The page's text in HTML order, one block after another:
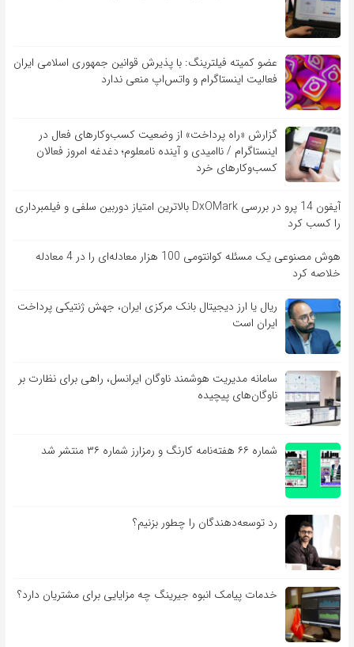
عضو کمیته فیلترینگ: با پذیرش قوانین جمهوری اسلامی ایران
فعالیت اینستاگرام و واتس‌اپ منعی ندارد
گزارش «راه پرداخت» از وضعیت کسب‌وکارهای فعال در
اینستاگرام / ناامیدی و آینده نامعلوم؛ دغدغه امروز فعالان
کسب‌وکارهای خرد
آیفون 14 پرو در بررسی DxOMark بالاترین امتیاز دوربین سلفی و فیلمبرداری
را کسب کرد
هوش مصنوعی یک مسئله کوانتومی 100 هزار معادله‌‎ای را در 4 معادله
خلاصه کرد
ریال یا ارز دیجیتال بانک مرکزی ایران، جهش ژنتیکی پرداخت
ایران است
سامانه مدیریت هوشمند ناوگان ایرانسل، راهی برای نظارت بر
ناوگان‌های پیچیده
شماره ۶۶ هفته‌نامه کارنگ و رمزارز شماره ۳۶ منتشر شد
رد توسعه‌دهندگان را چطور بزنیم؟
خدمات پیامک انبوه جیرینگ چه مزایایی برای مشتریان دارد؟